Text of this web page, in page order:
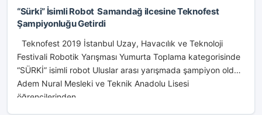
“Sürki” İsimli Robot Samandağ ilcesine Teknofest
Şampiyonluğu Getirdi
Teknofest 2019 İstanbul Uzay, Havacılık ve Teknoloji
Festivali Robotik Yarışması Yumurta Toplama kategorisinde
“SÜRKİ” isimli robot Uluslar arası yarışmada şampiyon oldu.
Adem Nural Mesleki ve Teknik Anadolu Lisesi
öğrencilerinden...